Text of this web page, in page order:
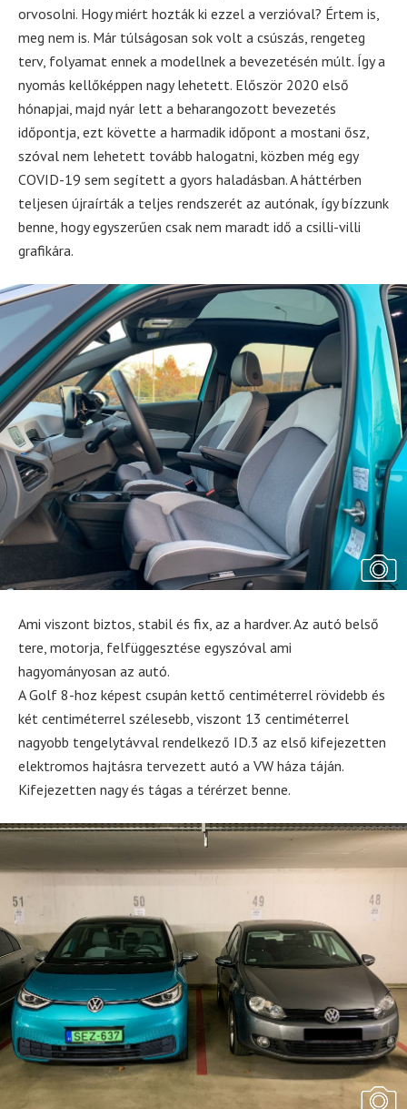
orvosolni. Hogy miért hozták ki ezzel a verzióval? Értem is,
meg nem is. Már túlságosan sok volt a csúszás, rengeteg
terv, folyamat ennek a modellnek a bevezetésén múlt. Így a
nyomás kellőképpen nagy lehetett. Először 2020 első
hónapjai, majd nyár lett a beharangozott bevezetés
időpontja, ezt követte a harmadik időpont a mostani ősz,
szóval nem lehetett tovább halogatni, közben még egy
COVID-19 sem segített a gyors haladásban. A háttérben
teljesen újraírták a teljes rendszerét az autónak, így bízzunk
benne, hogy egyszerűen csak nem maradt idő a csilli-villi
grafikára.
Ami viszont biztos, stabil és fix, az a hardver. Az autó belső
tere, motorja, felfüggesztése egyszóval ami
hagyományosan az autó.
A Golf 8-hoz képest csupán kettő centiméterrel rövidebb és
két centiméterrel szélesebb, viszont 13 centiméterrel
nagyobb tengelytávval rendelkező ID.3 az első kifejezetten
elektromos hajtásra tervezett autó a VW háza táján.
Kifejezetten nagy és tágas a térérzet benne.